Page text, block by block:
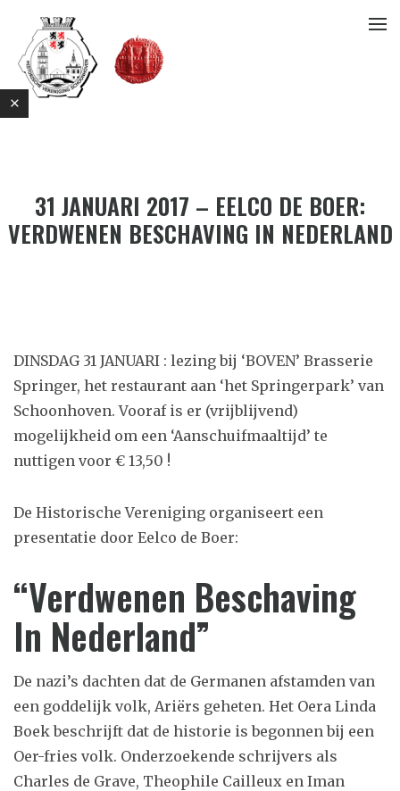
31 JANUARI 2017 – EELCO DE BOER:
VERDWENEN BESCHAVING IN NEDERLAND
DINSDAG 31 JANUARI : lezing bij ‘BOVEN’ Brasserie
Springer, het restaurant aan ‘het Springerpark’ van
Schoonhoven. Vooraf is er (vrijblijvend)
mogelijkheid om een ‘Aanschuifmaaltijd’ te
nuttigen voor € 13,50 !
De Historische Vereniging organiseert een
presentatie door Eelco de Boer:
“Verdwenen Beschaving
In Nederland”
De nazi’s dachten dat de Germanen afstamden van
een goddelijk volk, Ariërs geheten. Het Oera Linda
Boek beschrijft dat de historie is begonnen bij een
Oer-fries volk. Onderzoekende schrijvers als
Charles de Grave, Theophile Cailleux en Iman